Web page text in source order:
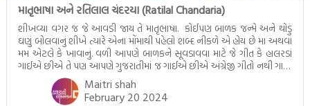
માતૃભાષા અને રતિલાલ ચંદરયા (Ratilal Chandaria)
શીખવ્યા વગર જ જે આવડી જાય તે માતૃભાષા. કોઈપણ બાળક જન્મે અને થોડું
ઘણું બોલવાનું શીખે ત્યારે એના મોંમાથી પહેલો શબ્દ નીકળે એ હોય છે મા અથવા
મમ એટલે કે ખાવાનું. વળી આપણે બાળકને સૂવડાવવા માટે જે ગીત કે હાલરડાં
ગાઈએ છીએ તે પણ આપણે ગુજરાતીમાં જ ગાઈએ છીએ અંગ્રેજી ગીતો નથી ગાતા.
આમ બાળકને […]
Maitri shah
February 20 2024